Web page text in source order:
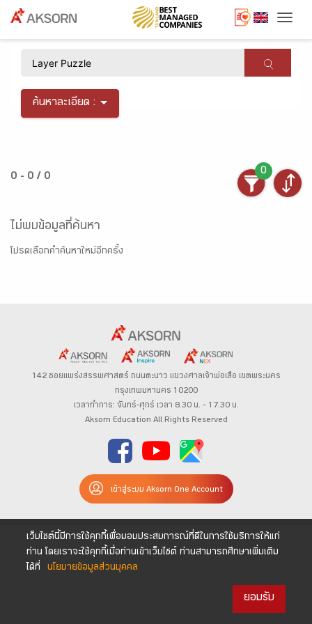
ค้นหาละเอียด :
0 - 0 / 0
0
ไม่พบข้อมูลที่ค้นหา
โปรดเลือกคำค้นหาใหม่อีกครั้ง
142 ซอยแพร่งสรรพศาสตร์ ถนนตะนาว แขวงศาลเจ้าพ่อเสือ เขตพระนคร
กรุงเทพมหานคร 10200
เวลาทำการ: จันทร์-ศุกร์ เวลา 8.30 น. – 17.30 น.
Aksorn Education All Rights Reserved
เข้าสู่ระบบ Aksorn One Account
เว็บไซต์นี้มีการใช้คุกกี้เพื่อมอบประสบการณ์ที่ดีในการใช้บริการให้แก่
ท่าน โดยเราจะใช้คุกกี้เมื่อท่านเข้าเว็บไซต์ ท่านสามารถศึกษาเพิ่มเติม
ได้ที่
นโยบายข้อมูลส่วนบุคคล
ยอมรับ